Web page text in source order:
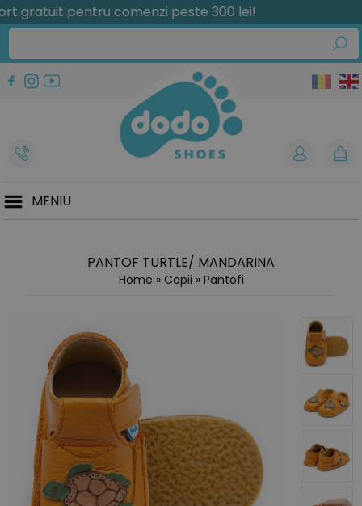
pentru comenzi peste 300 lei!
MENIU
PANTOF TURTLE/ MANDARINA
Home » Copii » Pantofi